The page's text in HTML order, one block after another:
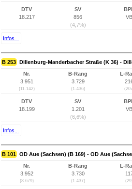
DTV
18.217
SV
856
(4,7%)
VB
Infos...
B 253 Dillenburg-Manderbacher Straße (K 36) -
Nr.
3.951
(11.142)
B-Rang
3.729
(1.436)
L-
DTV
18.199
SV
1.201
(6,6%)
VB
Infos...
B 101 OD Aue (Sachsen) (B 169) - OD Aue
Nr.
3.952
(8.679)
B-Rang
3.730
(1.437)
L-